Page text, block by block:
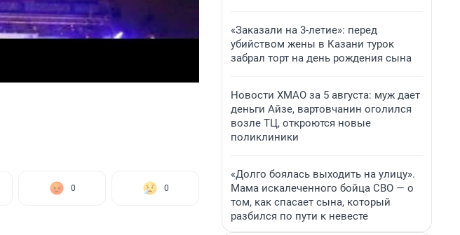
0 0
«Заказали на 3-летие»: перед
убийством жены в Казани турок
забрал торт на день рождения сына
Новости ХМАО за 5 августа: муж дает
деньги Айзе, вартовчанин оголился
возле ТЦ, откроются новые
поликлиники
«Долго боялась выходить на улицу».
Мама искалеченного бойца СВО — о
том, как спасает сына, который
разбился по пути к невесте